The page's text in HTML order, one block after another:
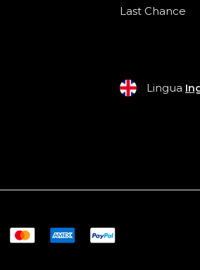
Last Chance
Lingua